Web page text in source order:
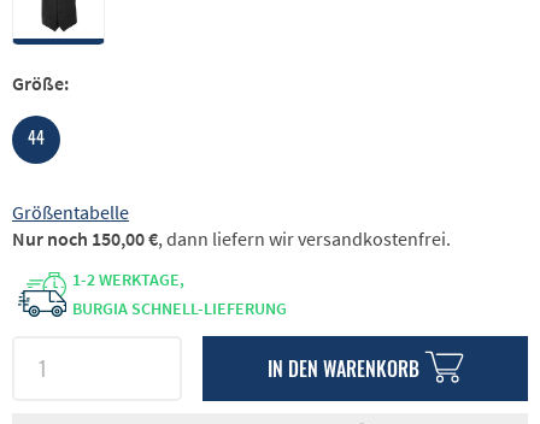
Größe:
44
Größentabelle
1-2 WERKTAGE,
BURGIA SCHNELL-LIEFERUNG
IN DEN WARENKORB
Nur noch 150,00 €, dann liefern wir versandkostenfrei.